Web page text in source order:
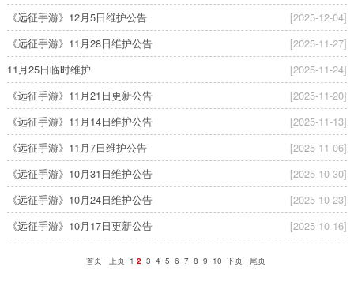
[2025-12-04]
《远征手游》12月5日维护公告
[2025-11-27]
《远征手游》11月28日维护公告
[2025-11-24]
11月25日临时维护
[2025-11-20]
《远征手游》11月21日更新公告
[2025-11-13]
《远征手游》11月14日维护公告
[2025-11-06]
《远征手游》11月7日维护公告
[2025-10-30]
《远征手游》10月31日维护公告
[2025-10-23]
《远征手游》10月24日维护公告
[2025-10-16]
《远征手游》10月17日更新公告
首页 上页 1 2 3 4 5 6 7 8 9 10 下页 尾页